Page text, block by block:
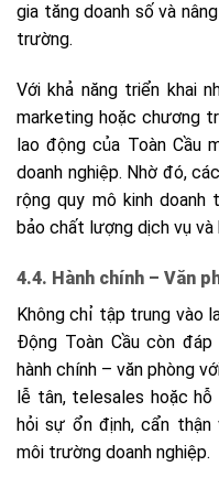
gia tăng doanh số và
trường.
Với khả năng triển khai
marketing hoặc chương
lao động của Toàn Cầu
doanh nghiệp. Nhờ đó,
rộng quy mô kinh doanh
bảo chất lượng dịch vụ và
4.4. Hành chính – Văn
Không chỉ tập trung vào
Động Toàn Cầu còn
hành chính – văn phòng
lễ tân, telesales hoặc
hỏi sự ổn định, cẩn
môi trường doanh nghiệp.